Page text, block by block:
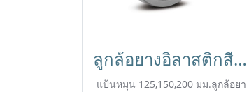
ลูกล้อยางอิลาสติกสีเทา รับน้ำหนัก 450kg. แป้นหมุน เข็นเงียบ นุ่มนวล มาตรฐานเยอรมัน TENTE
แป้นหมุน 125,150,200 มม.ลูกล้อยา